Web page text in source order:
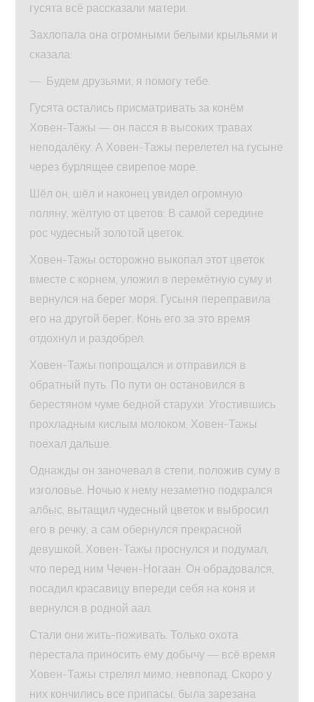
гусята всё рассказали матери.
Захлопала она огромными белыми крыльями и
сказала:
— Будем друзьями, я помогу тебе.
Гусята остались присматривать за конём
Ховен-Тажы — он пасся в высоких травах
неподалёку. А Ховен-Тажы перелетел на гусыне
через бурлящее свирепое море.
Шёл он, шёл и наконец увидел огромную
поляну, жёлтую от цветов: В самой середине
рос чудесный золотой цветок.
Ховен-Тажы осторожно выкопал этот цветок
вместе с корнем, уложил в перемётную суму и
вернулся на берег моря. Гусыня переправила
его на другой берег. Конь его за это время
отдохнул и раздобрел.
Ховен-Тажы попрощался и отправился в
обратный путь. По пути он остановился в
берестяном чуме бедной старухи. Угостившись
прохладным кислым молоком, Ховен-Тажы
поехал дальше.
Однажды он заночевал в степи, положив суму в
изголовье. Ночью к нему незаметно подкрался
албыс, вытащил чудесный цветок и выбросил
его в речку, а сам обернулся прекрасной
девушкой. Ховен-Тажы проснулся и подумал,
что перед ним Чечен-Ногаан. Он обрадовался,
посадил красавицу впереди себя на коня и
вернулся в родной аал.
Стали они жить-поживать. Только охота
перестала приносить ему добычу — всё время
Ховен-Тажы стрелял мимо, невпопад. Скоро у
них кончились все припасы, была зарезана